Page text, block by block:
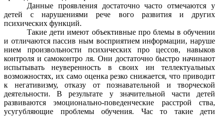
Данные проявления достаточно часто отмечаются у
детей с нарушениями рече вого развития и других
психических функций.
Такие дети имеют объективные про блемы в обучении
и отличаются пассив ным восприятием информации, наруше
нием произвольности психических про цессов, навыков
контроля и самоконтро ля. Они достаточно быстро начинают
испытывать неуверенность в своих ин теллектуальных
возможностях, их само оценка резко снижается, что приводит
к негативизму, отказу от познавательной и творческой
деятельности. В результате у значительной части детей
развиваются эмоционально-поведенческие расстрой ства,
усугубляющие проблемы обучения. Час то такие дети